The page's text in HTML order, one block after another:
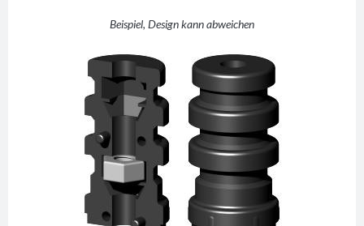
Beispiel, Design kann abweichen